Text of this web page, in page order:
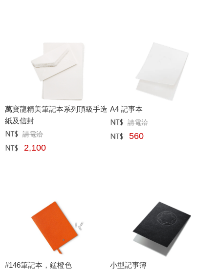
萬寶龍精美筆記本系列頂級手造
紙及信封
定價﹕請電洽
網購﹕ 2,100
A4 記事本
定價﹕ 請電洽
網購﹕ 560
#146筆記本，錳橙色 小型記事簿